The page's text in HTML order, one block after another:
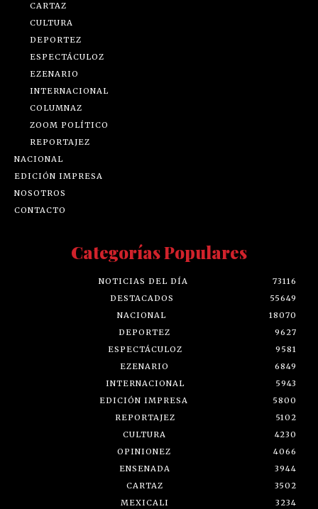
CARTAZ
CULTURA
DEPORTEZ
ESPECTÁCULOZ
EZENARIO
INTERNACIONAL
COLUMNAZ
ZOOM POLÍTICO
REPORTAJEZ
NACIONAL
EDICIÓN IMPRESA
NOSOTROS
CONTACTO
Categorías Populares
NOTICIAS DEL DÍA
73116
DESTACADOS
55649
NACIONAL
18070
DEPORTEZ
9627
ESPECTÁCULOZ
9581
EZENARIO
6849
INTERNACIONAL
5943
EDICIÓN IMPRESA
5800
REPORTAJEZ
5102
CULTURA
4230
OPINIONEZ
4066
ENSENADA
3944
CARTAZ
3502
MEXICALI
3234